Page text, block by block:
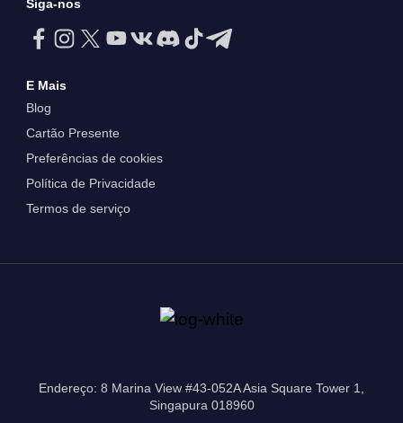
Siga-nos
E Mais
Blog
Cartão Presente
Preferências de cookies
Política de Privacidade
Termos de serviço
Endereço: 8 Marina View #43-052A Asia Square Tower 1,
Singapura 018960